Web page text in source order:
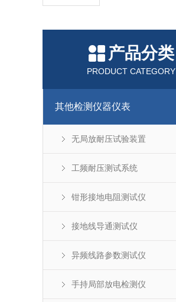
产品分类
PRODUCT CATEGORY
其他检测仪器仪表
无局放耐压试验装置
工频耐压测试系统
钳形接地电阻测试仪
接地线导通测试仪
异频线路参数测试仪
手持局部放电检测仪